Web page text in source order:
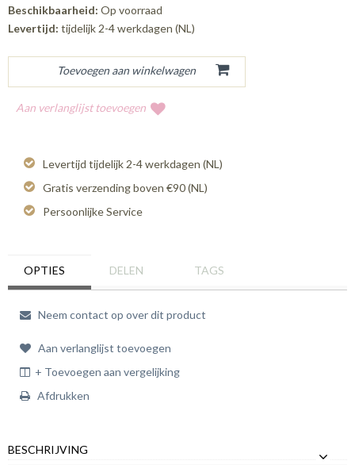
Beschikbaarheid: Op voorraad
Levertijd: tijdelijk 2-4 werkdagen (NL)
Aan verlanglijst toevoegen
Levertijd tijdelijk 2-4 werkdagen (NL)
Gratis verzending boven €90 (NL)
Persoonlijke Service
OPTIES DELEN TAGS
Neem contact op over dit product
Aan verlanglijst toevoegen
+ Toevoegen aan vergelijking
Afdrukken
BESCHRIJVING